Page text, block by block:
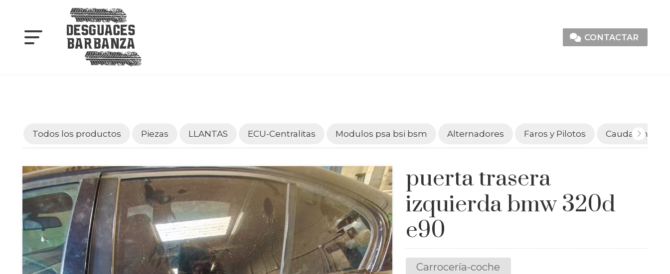
CONTACTAR
Todos los productos Piezas LLANTAS ECU-Centralitas Modulos psa bsi bsm Alternadores Faros y Pilotos Caudalímetros
puerta trasera
izquierda bmw 320d
e90
Carrocería-coche